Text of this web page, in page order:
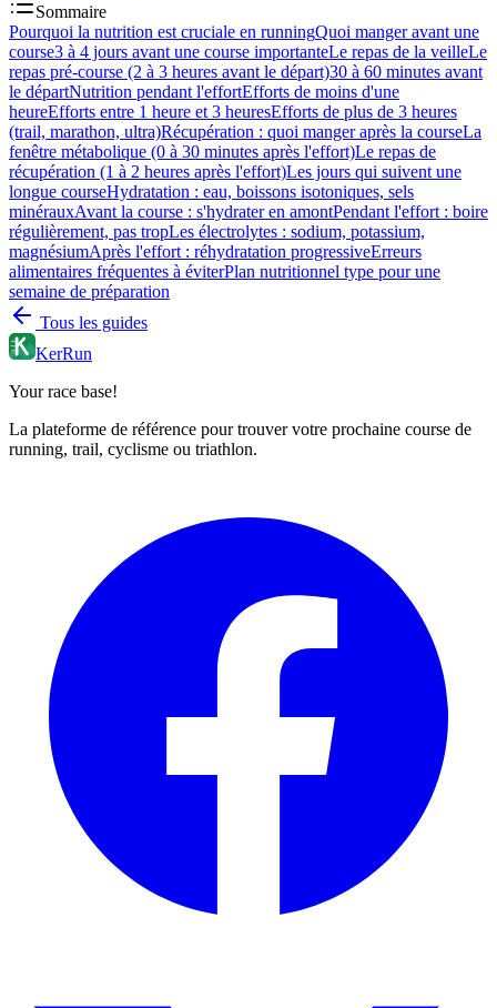
Sommaire
Pourquoi la nutrition est cruciale en runningQuoi manger avant une
course3 à 4 jours avant une course importanteLe repas de la veilleLe
repas pré-course (2 à 3 heures avant le départ)30 à 60 minutes avant
le départNutrition pendant l'effortEfforts de moins d'une
heureEfforts entre 1 heure et 3 heuresEfforts de plus de 3 heures
(trail, marathon, ultra)Récupération : quoi manger après la courseLa
fenêtre métabolique (0 à 30 minutes après l'effort)Le repas de
récupération (1 à 2 heures après l'effort)Les jours qui suivent une
longue courseHydratation : eau, boissons isotoniques, sels
minérauxAvant la course : s'hydrater en amontPendant l'effort : boire
régulièrement, pas tropLes électrolytes : sodium, potassium,
magnésiumAprès l'effort : réhydratation progressiveErreurs
alimentaires fréquentes à éviterPlan nutritionnel type pour une
semaine de préparation
Tous les guides
KerRun
Your race base!
La plateforme de référence pour trouver votre prochaine course de
running, trail, cyclisme ou triathlon.